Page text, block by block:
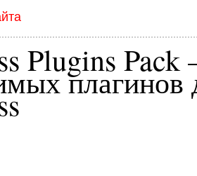
Plugins
плагинов